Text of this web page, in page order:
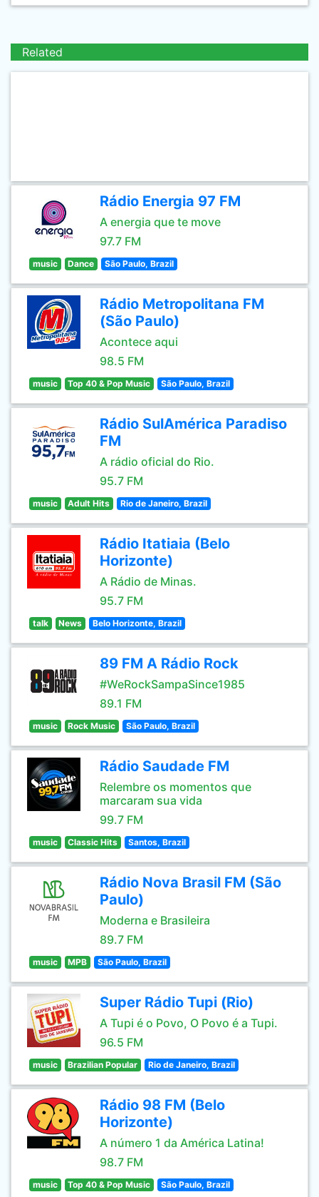
Related
Rádio Energia 97 FM
A energia que te move
97.7 FM
music Dance São Paulo, Brazil
Rádio Metropolitana FM
(São Paulo)
Acontece aqui
98.5 FM
music Top 40 & Pop Music São Paulo, Brazil
Rádio SulAmérica Paradiso
FM
A rádio oficial do Rio.
95.7 FM
music Adult Hits Rio de Janeiro, Brazil
Rádio Itatiaia (Belo
Horizonte)
A Rádio de Minas.
95.7 FM
talk News Belo Horizonte, Brazil
89 FM A Rádio Rock
#WeRockSampaSince1985
89.1 FM
music Rock Music São Paulo, Brazil
Rádio Saudade FM
Relembre os momentos que
marcaram sua vida
99.7 FM
music Classic Hits Santos, Brazil
Rádio Nova Brasil FM (São
Paulo)
Moderna e Brasileira
89.7 FM
music MPB São Paulo, Brazil
Super Rádio Tupi (Rio)
A Tupi é o Povo, O Povo é a Tupi.
96.5 FM
music Brazilian Popular Rio de Janeiro, Brazil
Rádio 98 FM (Belo
Horizonte)
A número 1 da América Latina!
98.7 FM
music Top 40 & Pop Music São Paulo, Brazil